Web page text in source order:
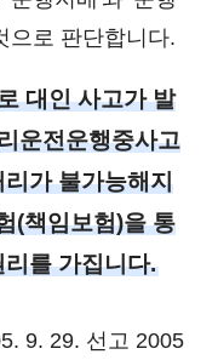
으로 판단합니다.
대인 사고가 발
운전운행중사고
가 불가능해지
(책임보험)을 통
를 가집니다.
9. 29. 선고 2005